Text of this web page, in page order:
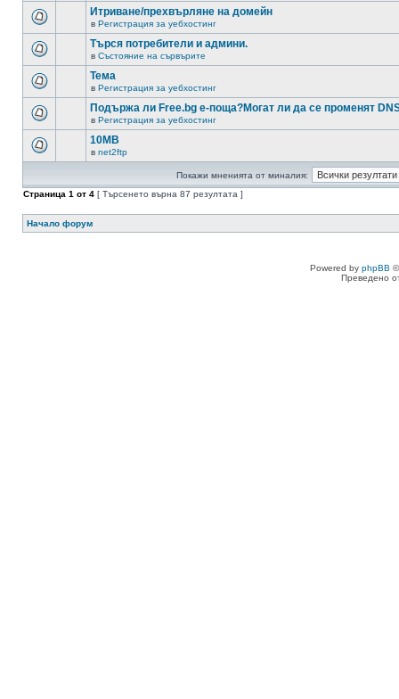
Итриване/прехвърляне на домейн
в Регистрация за уебхостинг
Търся потребители и админи.
в Състояние на сървърите
Тема
в Регистрация за уебхостинг
Подържа ли Free.bg е-поща?Могат ли да се променят
в Регистрация за уебхостинг
10MB
в net2ftp
Покажи мненията от миналия:
Страница 1 от 4 [ Търсенето върна 87 резултата ]
Начало форум
Powered by phpBB
Преведено